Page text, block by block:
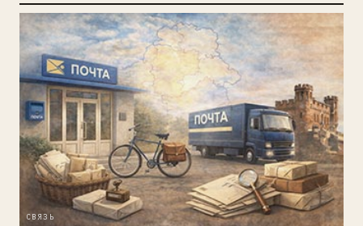
СВЯЗЬ